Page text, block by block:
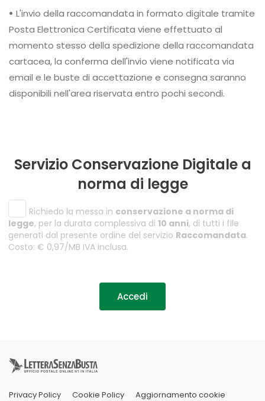
• L'invio della raccomandata in formato digitale tramite
Posta Elettronica Certificata viene effettuato al
momento stesso della spedizione della raccomandata
cartacea, la conferma dell'invio viene notificata via
email e le buste di accettazione e consegna saranno
disponibili nell'area riservata entro pochi secondi.
Servizio Conservazione Digitale a
norma di legge
Richiedo la messa in conservazione a norma di
legge, per la durata complessiva di 10 anni, di tutti i file
generati dal presente ordine del servizio Raccomandata.
Costo: € 0,97/MB IVA inclusa.
Accedi
Privacy Policy Cookie Policy Aggiornamento cookie